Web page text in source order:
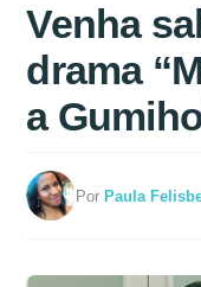
Venha
drama
a
PorPaula